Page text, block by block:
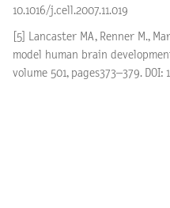
10.1016/j.cell.2007.11.019
[5] Lancaster MA, Renner M.,
model human brain
volume 501, pages373–379. DOI: